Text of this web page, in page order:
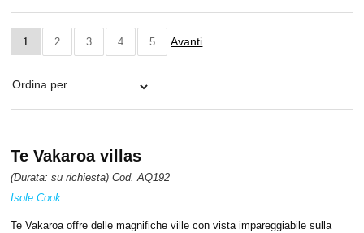
1 2 3 4 5 Avanti
Te Vakaroa villas
(Durata: su richiesta) Cod. AQ192
Isole Cook
Te Vakaroa offre delle magnifiche ville con vista impareggiabile sulla